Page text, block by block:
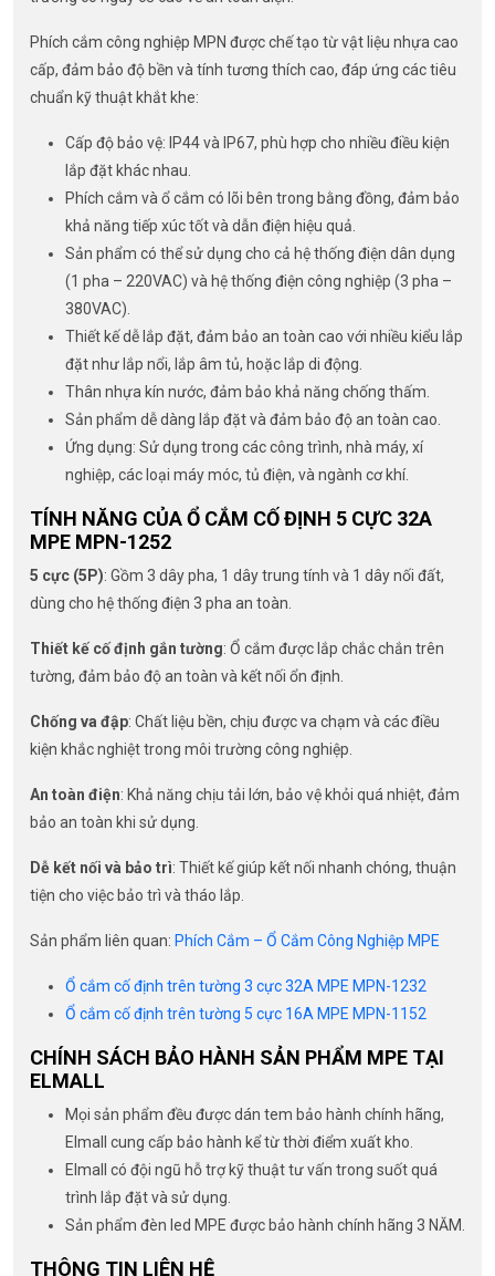
Phích cắm công nghiệp MPN được chế tạo từ vật liệu nhựa cao
cấp, đảm bảo độ bền và tính tương thích cao, đáp ứng các tiêu
chuẩn kỹ thuật khắt khe:
Cấp độ bảo vệ: IP44 và IP67, phù hợp cho nhiều điều kiện
lắp đặt khác nhau.
Phích cắm và ổ cắm có lõi bên trong bằng đồng, đảm bảo
khả năng tiếp xúc tốt và dẫn điện hiệu quả.
Sản phẩm có thể sử dụng cho cả hệ thống điện dân dụng
(1 pha – 220VAC) và hệ thống điện công nghiệp (3 pha –
380VAC).
Thiết kế dễ lắp đặt, đảm bảo an toàn cao với nhiều kiểu lắp
đặt như lắp nổi, lắp âm tủ, hoặc lắp di động.
Thân nhựa kín nước, đảm bảo khả năng chống thấm.
Sản phẩm dễ dàng lắp đặt và đảm bảo độ an toàn cao.
Ứng dụng: Sử dụng trong các công trình, nhà máy, xí
nghiệp, các loại máy móc, tủ điện, và ngành cơ khí.
TÍNH NĂNG CỦA Ổ CẮM CỐ ĐỊNH 5 CỰC 32A
MPE MPN-1252
5 cực (5P): Gồm 3 dây pha, 1 dây trung tính và 1 dây nối đất,
dùng cho hệ thống điện 3 pha an toàn.
Thiết kế cố định gắn tường: Ổ cắm được lắp chắc chắn trên
tường, đảm bảo độ an toàn và kết nối ổn định.
Chống va đập: Chất liệu bền, chịu được va chạm và các điều
kiện khắc nghiệt trong môi trường công nghiệp.
An toàn điện: Khả năng chịu tải lớn, bảo vệ khỏi quá nhiệt, đảm
bảo an toàn khi sử dụng.
Dễ kết nối và bảo trì: Thiết kế giúp kết nối nhanh chóng, thuận
tiện cho việc bảo trì và tháo lắp.
Sản phẩm liên quan: Phích Cắm – Ổ Cắm Công Nghiệp MPE
Ổ cắm cố định trên tường 3 cực 32A MPE MPN-1232
Ổ cắm cố định trên tường 5 cực 16A MPE MPN-1152
CHÍNH SÁCH BẢO HÀNH SẢN PHẨM MPE TẠI
ELMALL
Mọi sản phẩm đều được dán tem bảo hành chính hãng,
Elmall cung cấp bảo hành kể từ thời điểm xuất kho.
Elmall có đội ngũ hỗ trợ kỹ thuật tư vấn trong suốt quá
trình lắp đặt và sử dụng.
Sản phẩm đèn led MPE được bảo hành chính hãng 3 NĂM.
THÔNG TIN LIÊN HỆ